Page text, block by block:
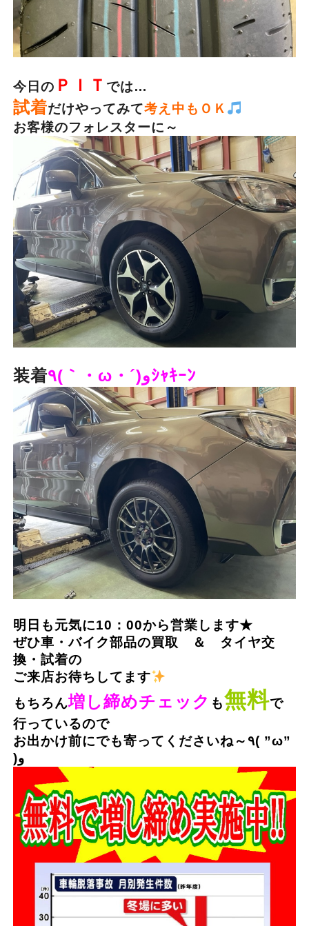
今日の ＰＩＴ では…
試着だけやってみて考え中もＯＫ
お客様のフォレスターに～
装着 ٩(｀・ω・´)وｼｬｷｰﾝ
明日も元気に10：00から営業します★
ぜひ車・バイク部品の買取 ＆ タイヤ交
換・試着の
ご来店お待ちしてます
もちろん増し締めチェック も無料で
行っているので
お出かけ前にでも寄ってくださいね～٩( ”ω”
)و